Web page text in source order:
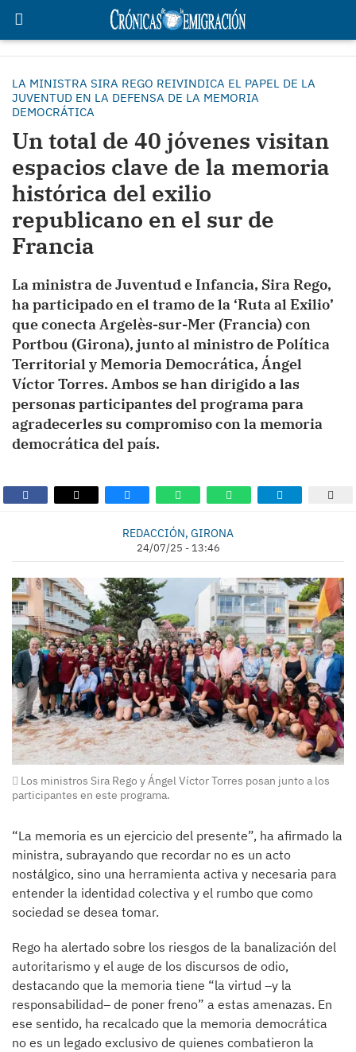
LA MINISTRA SIRA REGO REIVINDICA EL PAPEL DE LA
JUVENTUD EN LA DEFENSA DE LA MEMORIA
DEMOCRÁTICA
Un total de 40 jóvenes visitan
espacios clave de la memoria
histórica del exilio
republicano en el sur de
Francia
La ministra de Juventud e Infancia, Sira Rego,
ha participado en el tramo de la ‘Ruta al Exilio’
que conecta Argelès-sur-Mer (Francia) con
Portbou (Girona), junto al ministro de Política
Territorial y Memoria Democrática, Ángel
Víctor Torres. Ambos se han dirigido a las
personas participantes del programa para
agradecerles su compromiso con la memoria
democrática del país.
REDACCIÓN, GIRONA
24/07/25 - 13:46
Los ministros Sira Rego y Ángel Víctor Torres posan junto a los
participantes en este programa.
“La memoria es un ejercicio del presente”, ha afirmado la
ministra, subrayando que recordar no es un acto
nostálgico, sino una herramienta activa y necesaria para
entender la identidad colectiva y el rumbo que como
sociedad se desea tomar.
Rego ha alertado sobre los riesgos de la banalización del
autoritarismo y el auge de los discursos de odio,
destacando que la memoria tiene “la virtud –y la
responsabilidad– de poner freno” a estas amenazas. En
ese sentido, ha recalcado que la memoria democrática
no es un legado exclusivo de quienes combatieron la